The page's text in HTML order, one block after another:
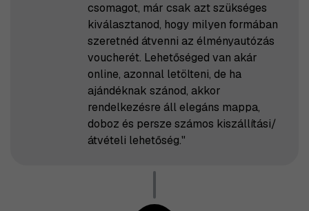
csomagot, már csak azt szükséges
kiválasztanod, hogy milyen formában
szeretnéd átvenni az élményautózás
voucherét. Lehetőséged van akár
online, azonnal letölteni, de ha
ajándéknak szánod, akkor
rendelkezésre áll elegáns mappa,
doboz és persze számos kiszállítási/
átvételi lehetőség."